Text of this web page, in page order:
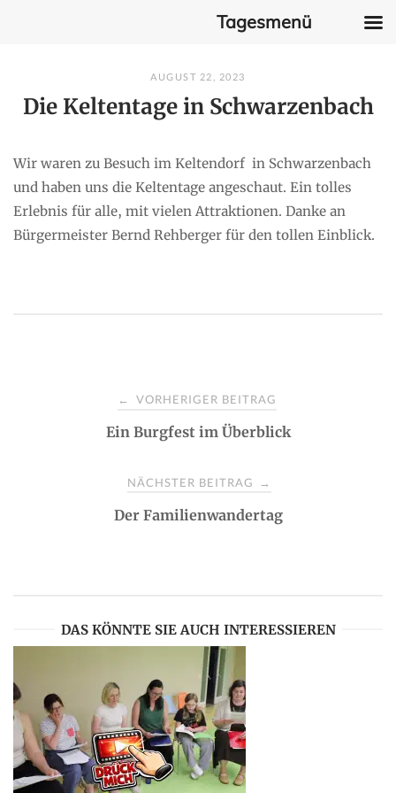
content
AUGUST 22, 2023
Die Keltentage in Schwarzenbach
Wir waren zu Besuch im Keltendorf in Schwarzenbach
und haben uns die Keltentage angeschaut. Ein tolles
Erlebnis für alle, mit vielen Attraktionen. Danke an
Bürgermeister Bernd Rehberger für den tollen Einblick.
i
g
← VORHERIGER BEITRAG
Ein Burgfest im Überblick
NÄCHSTER BEITRAG →
Der Familienwandertag
DAS KÖNNTE SIE AUCH INTERESSIEREN
Tagesmenü